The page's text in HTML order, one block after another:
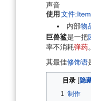
声音
使用 文件
内部物
巨兽鲨是一把
率不消耗弹药。
其最佳修饰语
目录
1
制作